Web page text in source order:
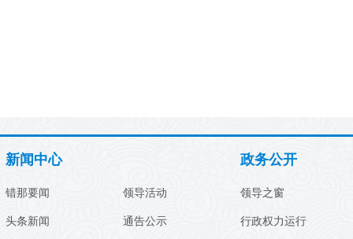
新闻中心
错那要闻
头条新闻
领导活动
通告公示
政务公开
领导之窗
行政权力运行